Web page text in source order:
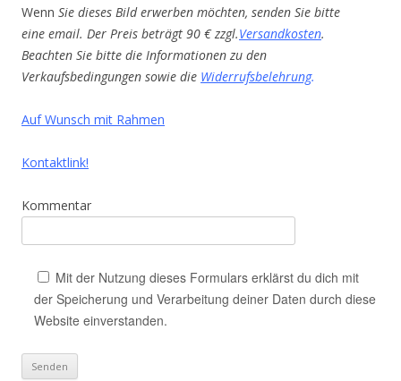
Wenn Sie dieses Bild erwerben möchten, senden Sie bitte
eine email. Der Preis beträgt 90 € zzgl.Versandkosten.
Beachten Sie bitte die Informationen zu den
Verkaufsbedingungen sowie die Widerrufsbelehrung.
Auf Wunsch mit Rahmen
Kontaktlink!
Kommentar
Mit der Nutzung dieses Formulars erklärst du dich mit
der Speicherung und Verarbeitung deiner Daten durch diese
Website einverstanden.